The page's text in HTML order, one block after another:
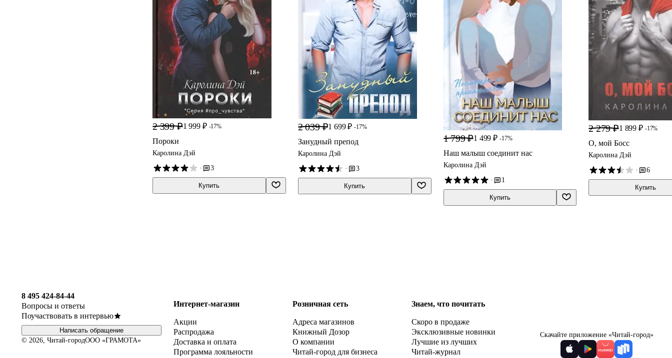
2 399 ₽1 999 ₽ -17%
Пороки
Каролина Дэй
·
3
Купить
2 039 ₽1 699 ₽ -17%
Занудный препод
Каролина Дэй
·
3
Купить
1 799 ₽1 499 ₽ -17%
Наш малыш соединит нас
Каролина Дэй
·
1
Купить
2 279 ₽1 899 ₽ -17%
О, мой Босс
Каролина Дэй
·
6
Купить
8 495 424-84-44
Вопросы и ответы
Поучаствовать в интервью
Написать обращение
© 2026, Читай-городООО «ГРАМОТА»
Интернет-магазин
Акции
Распродажа
Доставка и оплата
Программа лояльности
Розничная сеть
Адреса магазинов
Книжный Дозор
О компании
Читай-город для бизнеса
Знаем, что почитать
Скоро в продаже
Эксклюзивные новинки
Лучшие из лучших
Читай-журнал
Скачайте приложение «Читай-город»